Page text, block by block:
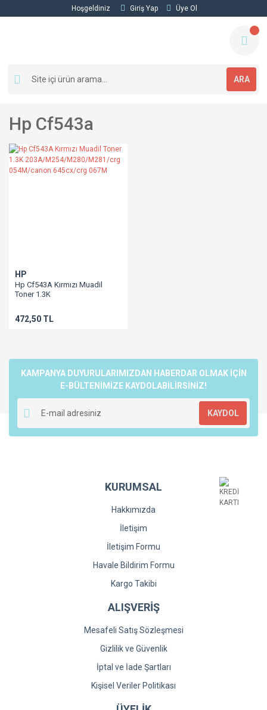
Hoşgeldiniz Giriş Yap Üye Ol
ARA
Hp Cf543a
HP
Hp Cf543A Kırmızı Muadil
Toner 1.3K
054M/canon 645cx/crg 067M
472,50 TL
KAMPANYA DUYURULARIMIZDAN HABERDAR OLMAK İÇİN
E-BÜLTENİMİZE KAYDOLABİLİRSİNİZ!
KAYDOL
KURUMSAL
Hakkımızda
İletişim
İletişim Formu
Havale Bildirim Formu
Kargo Takibi
ALIŞVERİŞ
Mesafeli Satış Sözleşmesi
Gizlilik ve Güvenlik
İptal ve İade Şartları
Kişisel Veriler Politikası